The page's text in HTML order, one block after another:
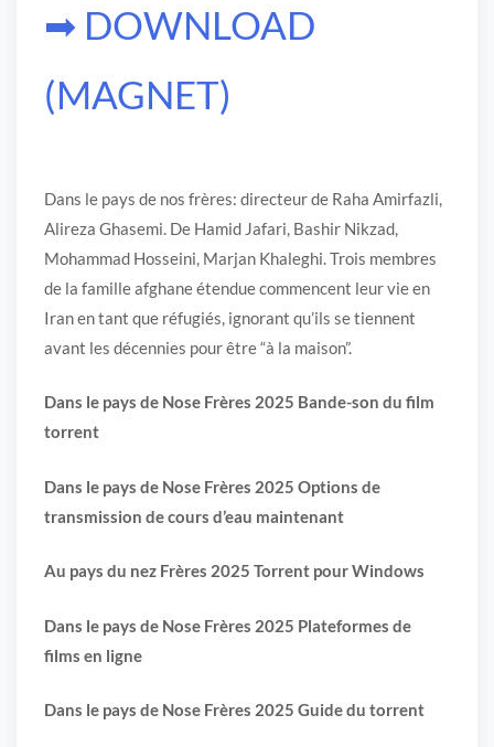
➡ DOWNLOAD
(MAGNET)
Dans le pays de nos frères: directeur de Raha Amirfazli,
Alireza Ghasemi. De Hamid Jafari, Bashir Nikzad,
Mohammad Hosseini, Marjan Khaleghi. Trois membres
de la famille afghane étendue commencent leur vie en
Iran en tant que réfugiés, ignorant qu’ils se tiennent
avant les décennies pour être “à la maison”.
Dans le pays de Nose Frères 2025 Bande-son du film
torrent
Dans le pays de Nose Frères 2025 Options de
transmission de cours d’eau maintenant
Au pays du nez Frères 2025 Torrent pour Windows
Dans le pays de Nose Frères 2025 Plateformes de
films en ligne
Dans le pays de Nose Frères 2025 Guide du torrent